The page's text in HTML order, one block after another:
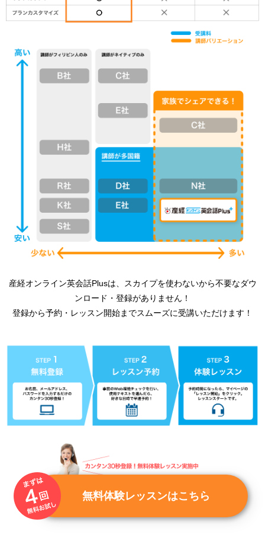
産経オンライン英会話Plusは、スカイプを使わないから不要なダウ
ンロード・登録がありません！
登録から予約・レッスン開始までスムーズに受講いただけます！
無料体験レッスンはこちら